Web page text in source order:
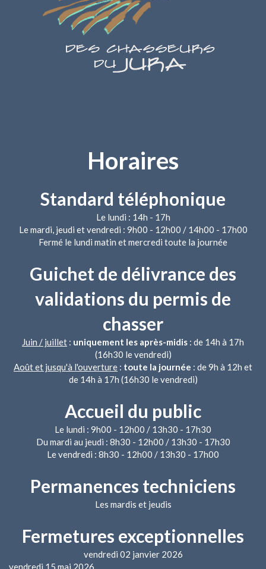
Horaires
Standard téléphonique
Le lundi : 14h - 17h
Le mardi, jeudi et vendredi : 9h00 - 12h00 / 14h00 - 17h00
Fermé le lundi matin et mercredi toute la journée
Guichet de délivrance des
validations du permis de
chasser
Juin / juillet : uniquement les après-midis : de 14h à 17h
(16h30 le vendredi)
Août et jusqu'à l'ouverture : toute la journée : de 9h à 12h et
de 14h à 17h (16h30 le vendredi)
Accueil du public
Le lundi : 9h00 - 12h00 / 13h30 - 17h30
Du mardi au jeudi : 8h30 - 12h00 / 13h30 - 17h30
Le vendredi : 8h30 - 12h00 / 13h30 - 17h00
Permanences techniciens
Les mardis et jeudis
Fermetures exceptionnelles
vendredi 02 janvier 2026
vendredi 15 mai 2026